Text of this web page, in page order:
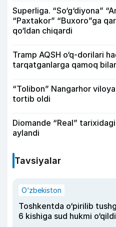
Superliga. “So‘g‘diyona”
“Paxtakor” “Buxoro”ga
qo‘ldan chiqardi
Tramp AQSH o‘q-dorilari
tarqatganlarga qamoq
“Tolibon” Nangarhor
tortib oldi
Diomande “Real”
aylandi
Tavsiyalar
O‘zbekiston
Toshkentda o‘pirilib
6 kishiga sud hukmi o‘qildi